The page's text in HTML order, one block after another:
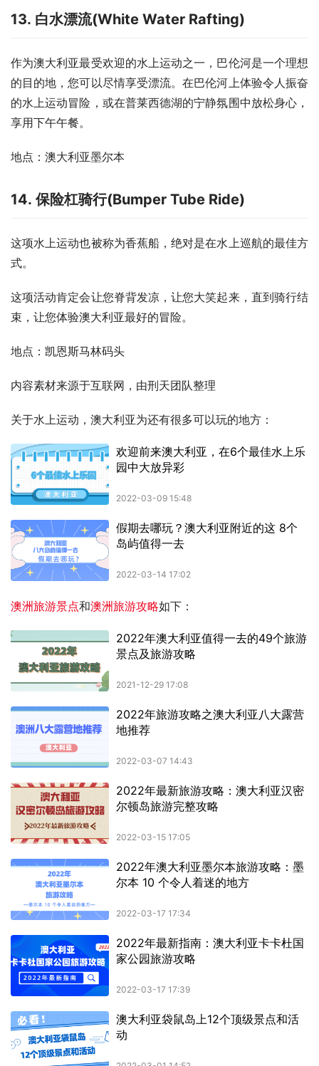
13. 白水漂流(White Water Rafting)
作为澳大利亚最受欢迎的水上运动之一，巴伦河是一个理想
的目的地，您可以尽情享受漂流。在巴伦河上体验令人振奋
的水上运动冒险，或在普莱西德湖的宁静氛围中放松身心，
享用下午午餐。
地点：澳大利亚墨尔本
14. 保险杠骑行(Bumper Tube Ride)
这项水上运动也被称为香蕉船，绝对是在水上巡航的最佳方
式。
这项活动肯定会让您脊背发凉，让您大笑起来，直到骑行结
束，让您体验澳大利亚最好的冒险。
地点：凯恩斯马林码头
内容素材来源于互联网，由刑天团队整理
关于水上运动，澳大利亚为还有很多可以玩的地方：
澳洲旅游景点和澳洲旅游攻略如下：